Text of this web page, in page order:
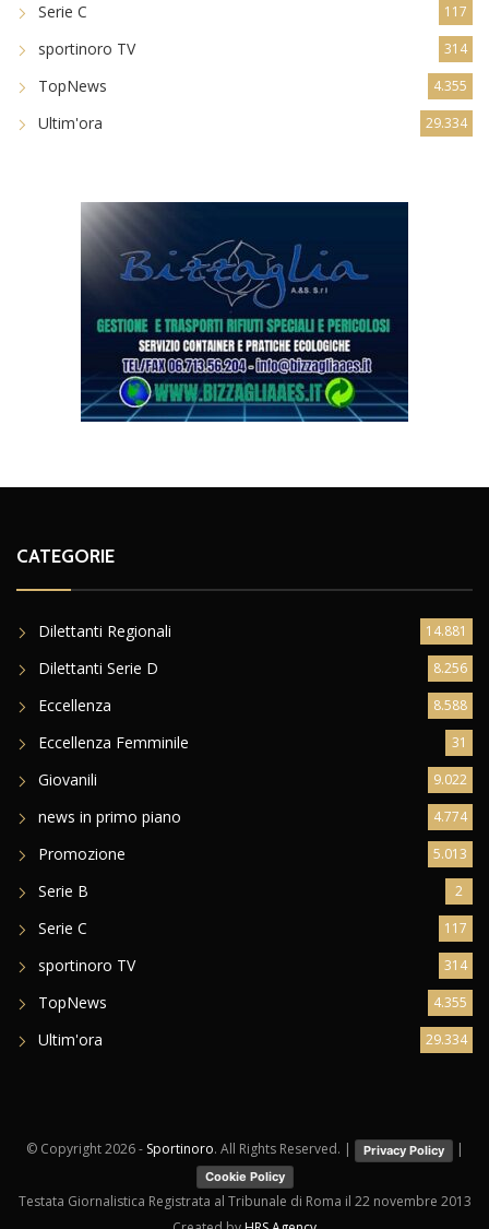
Serie C 117
sportinoro TV 314
TopNews 4.355
Ultim'ora 29.334
CATEGORIE
Dilettanti Regionali 14.881
Dilettanti Serie D 8.256
Eccellenza 8.588
Eccellenza Femminile 31
Giovanili 9.022
news in primo piano 4.774
Promozione 5.013
Serie B 2
Serie C 117
sportinoro TV 314
TopNews 4.355
Ultim'ora 29.334
© Copyright2026 - Sportinoro. All Rights Reserved. | Privacy Policy |
Cookie Policy
Testata Giornalistica Registrata al Tribunale di Roma il 22 novembre 2013